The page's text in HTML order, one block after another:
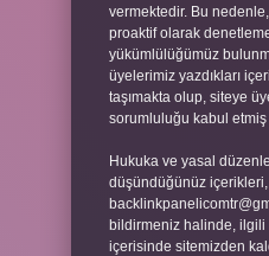
vermektedir. Bu
proaktif olarak
yükümlülüğümüz
üyelerimiz yazdıkları
taşımakta olup, siteye
sorumluluğu kabul etmiş
Hukuka ve yasal
düşündüğünüz içerikleri,
bildirmeniz halinde, ilgili
içerisinde sitemizden